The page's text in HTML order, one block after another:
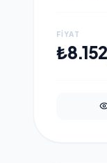
SWITCH
FIYAT